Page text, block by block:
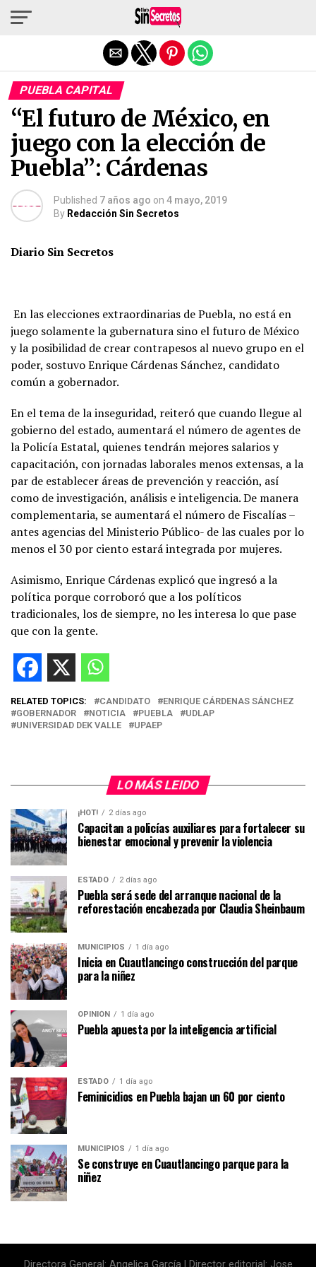
PUEBLA CAPITAL
“El futuro de México, en
juego con la elección de
Puebla”: Cárdenas
Published 7 años ago on 4 mayo, 2019
By Redacción Sin Secretos
Diario Sin Secretos
En las elecciones extraordinarias de Puebla, no está en
juego solamente la gubernatura sino el futuro de México
y la posibilidad de crear contrapesos al nuevo grupo en el
poder, sostuvo Enrique Cárdenas Sánchez, candidato
común a gobernador.
En el tema de la inseguridad, reiteró que cuando llegue al
gobierno del estado, aumentará el número de agentes de
la Policía Estatal, quienes tendrán mejores salarios y
capacitación, con jornadas laborales menos extensas, a la
par de establecer áreas de prevención y reacción, así
como de investigación, análisis e inteligencia. De manera
complementaria, se aumentará el número de Fiscalías –
antes agencias del Ministerio Público- de las cuales por lo
menos el 30 por ciento estará integrada por mujeres.
Asimismo, Enrique Cárdenas explicó que ingresó a la
política porque corroboró que a los políticos
tradicionales, los de siempre, no les interesa lo que pase
que con la gente.
RELATED TOPICS: CANDIDATO
ENRIQUE CÁRDENAS SÁNCHEZ
GOBERNADOR
NOTICIA PUEBLA
UDLAP
UNIVERSIDAD DEK VALLE
UPAEP
LO MÁS LEIDO
¡HOT! 2 días ago
Capacitan a policías auxiliares para fortalecer su
bienestar emocional y prevenir la violencia
ESTADO 2 días ago
Puebla será sede del arranque nacional de la
reforestación encabezada por Claudia Sheinbaum
MUNICIPIOS 1 día ago
Inicia en Cuautlancingo construcción del parque
para la niñez
OPINIÓN 1 día ago
Puebla apuesta por la inteligencia artificial
ESTADO 1 día ago
Feminicidios en Puebla bajan un 60 por ciento
MUNICIPIOS 1 día ago
Se construye en Cuautlancingo parque para la
niñez
Directora General: Angelica García | Director editorial: Jose
Salir de la versión móvil